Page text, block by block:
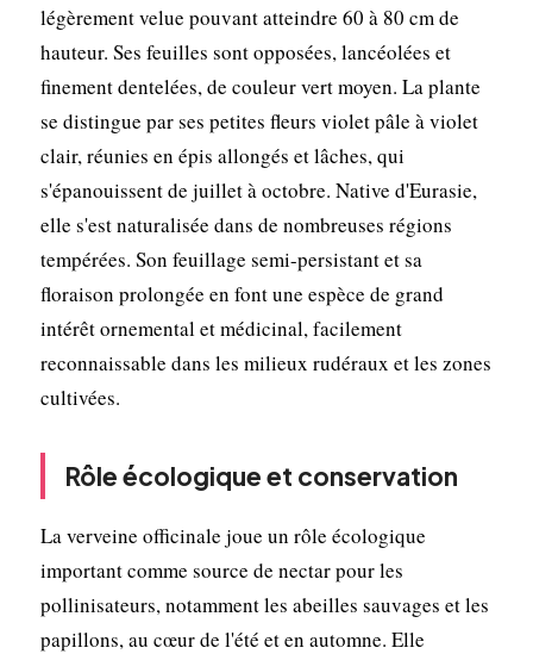
légèrement velue pouvant atteindre 60 à 80 cm de
hauteur. Ses feuilles sont opposées, lancéolées et
finement dentelées, de couleur vert moyen. La plante
se distingue par ses petites fleurs violet pâle à violet
clair, réunies en épis allongés et lâches, qui
s'épanouissent de juillet à octobre. Native d'Eurasie,
elle s'est naturalisée dans de nombreuses régions
tempérées. Son feuillage semi-persistant et sa
floraison prolongée en font une espèce de grand
intérêt ornemental et médicinal, facilement
reconnaissable dans les milieux rudéraux et les zones
cultivées.
Rôle écologique et conservation
La verveine officinale joue un rôle écologique
important comme source de nectar pour les
pollinisateurs, notamment les abeilles sauvages et les
papillons, au cœur de l'été et en automne. Elle